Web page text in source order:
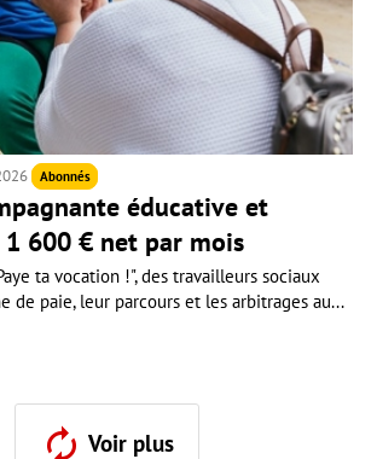
Abonnés
éducative et
600 € net par mois
ta vocation !", des travailleurs sociaux
de paie, leur parcours et les arbitrages au...
Voir plus